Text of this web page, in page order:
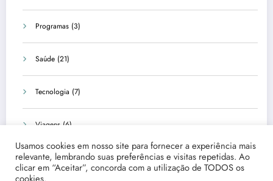
Programas (3)
Saúde (21)
Tecnologia (7)
Viagens (6)
Usamos cookies em nosso site para fornecer a experiência mais
relevante, lembrando suas preferências e visitas repetidas. Ao
clicar em “Aceitar”, concorda com a utilização de TODOS os
cookies.